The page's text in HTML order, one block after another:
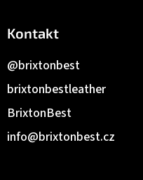
Kontakt
info@brixtonbest.cz
BrixtonBest
brixtonbestleather
@brixtonbest